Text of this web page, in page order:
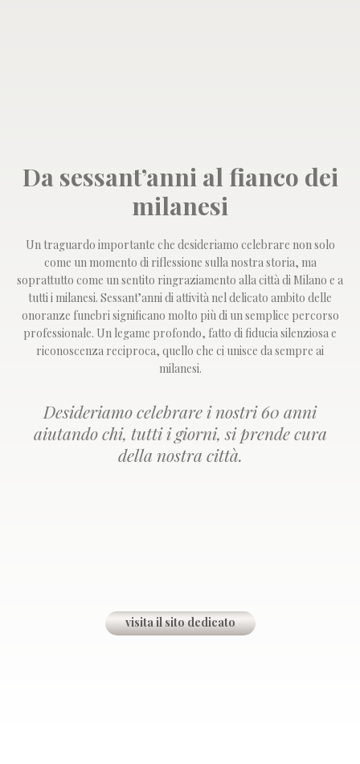
Da sessant’anni al fianco dei
milanesi
Un traguardo importante che desideriamo celebrare non solo
come un momento di riflessione sulla nostra storia, ma
soprattutto come un sentito ringraziamento alla città di Milano e a
tutti i milanesi. Sessant’anni di attività nel delicato ambito delle
onoranze funebri significano molto più di un semplice percorso
professionale. Un legame profondo, fatto di fiducia silenziosa e
riconoscenza reciproca, quello che ci unisce da sempre ai
milanesi.
Desideriamo celebrare i nostri 60 anni
aiutando chi, tutti i giorni, si prende cura
della nostra città.
visita il sito dedicato